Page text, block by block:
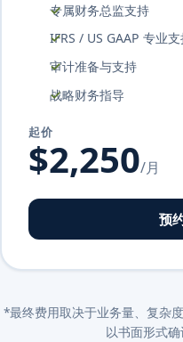
专属财务总监支持
IFRS / US GAAP 专业
审计准备与支持
战略财务指导
起价
$2,250/月
预
*最终费用取决于业务量、复杂
以书面形式确